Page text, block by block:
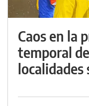
Caos en la
temporal
localidades